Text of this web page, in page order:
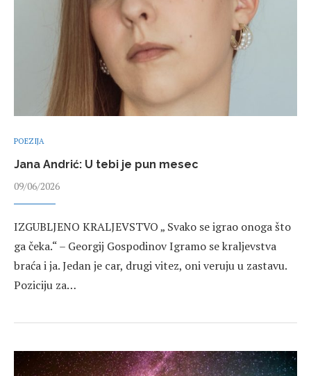
POEZIJA
Jana Andrić: U tebi je pun mesec
09/06/2026
IZGUBLJENO KRALJEVSTVO „ Svako se igrao onoga što
ga čeka.“ – Georgij Gospodinov Igramo se kraljevstva
braća i ja. Jedan je car, drugi vitez, oni veruju u zastavu.
Poziciju za…